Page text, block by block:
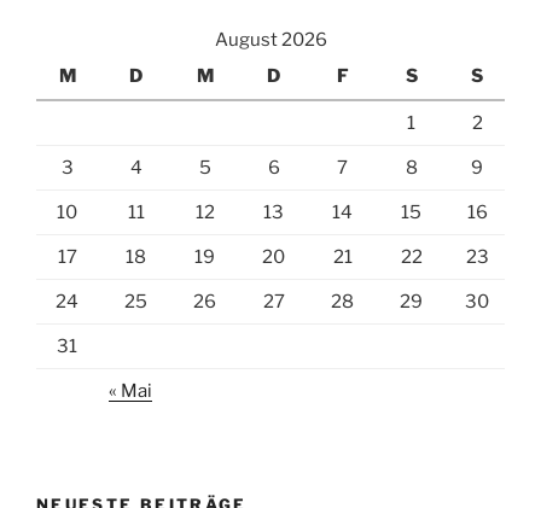
August 2026
M
D M D F S S
1 2
3 4 5 6 7 8 9
10 11 12 13 14 15 16
17 18 19 20 21 22 23
24 25 26 27 28 29 30
31
« Mai